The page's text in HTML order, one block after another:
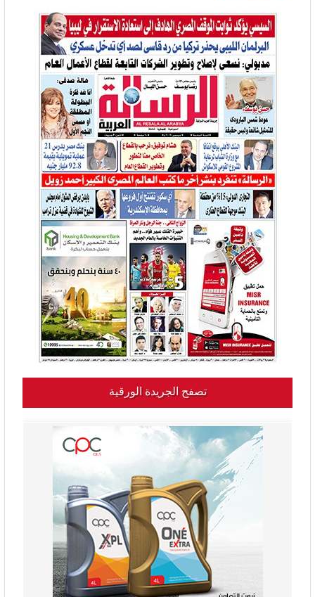
تصفح الجريدة الورقية